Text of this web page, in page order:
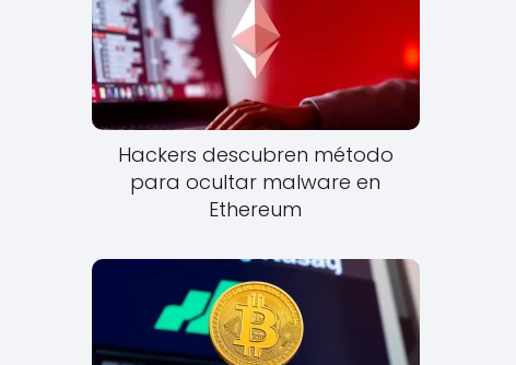
Hackers descubren método
para ocultar malware en
Ethereum